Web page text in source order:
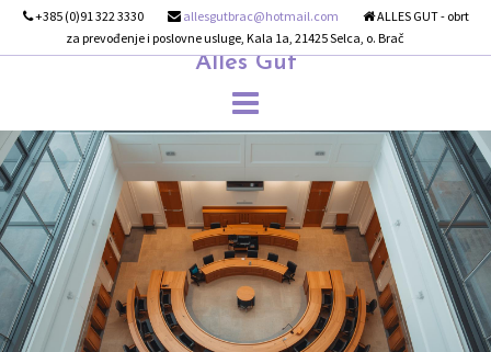
Skip+385 (0)91 322 3330 allesgutbrac@hotmail.com
ALLES GUT - obrt
za prevođenje i poslovne usluge, Kala 1a, 21425 Selca, o. Brač
Alles Gut